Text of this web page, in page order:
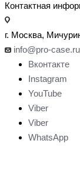
Контактная
г. Москва,
info@pro-case.ru
Вконтакте
Instagram
YouTube
Viber
Viber
WhatsApp